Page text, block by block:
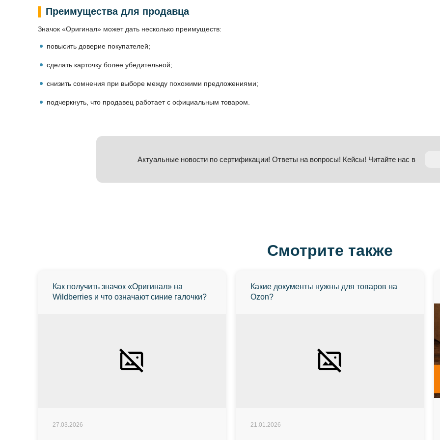
Преимущества для продавца
Значок «Оригинал» может дать несколько преимуществ:
повысить доверие покупателей;
сделать карточку более убедительной;
снизить сомнения при выборе между похожими предложениями;
подчеркнуть, что продавец работает с официальным товаром.
Актуальные новости по сертификации! Ответы на вопросы! Кейсы! Читайте нас в
Смотрите также
Как получить значок «Оригинал» на
Wildberries и что означают синие галочки?
27.03.2026
Какие документы нужны для товаров на
Ozon?
21.01.2026